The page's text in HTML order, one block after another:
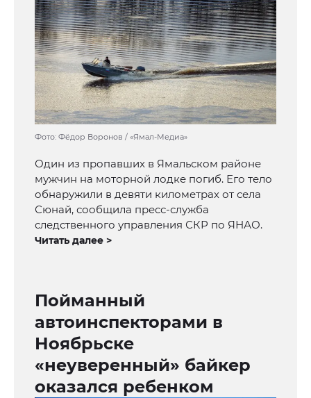
Фото: Фёдор Воронов / «Ямал-Медиа»
Один из пропавших в Ямальском районе
мужчин на моторной лодке погиб. Его тело
обнаружили в девяти километрах от села
Сюнай, сообщила пресс-служба
следственного управления СКР по ЯНАО.
Читать далее >
Пойманный
автоинспекторами в
Ноябрьске
«неуверенный» байкер
оказался ребенком